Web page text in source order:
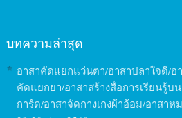
บทความล่าสุด
อาสาคัดแยกแว่นตา/อาสาปลาใจดี/อ
คัดแยกยา/อาสาสร้างสื่อการเรียนรู้
การ์ด/อาสาจัดกางเกงผ้าอ้อม/อาสา